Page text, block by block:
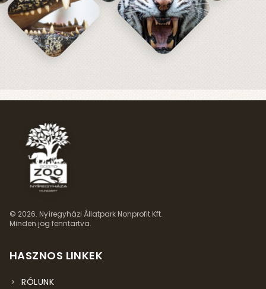
© 2026. Nyíregyházi Állatpark Nonprofit Kft.
Minden jog fenntartva.
HASZNOS LINKEK
RÓLUNK